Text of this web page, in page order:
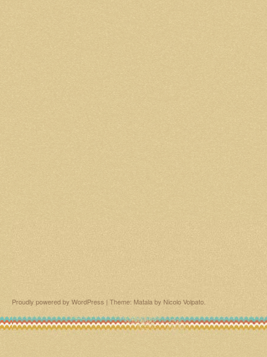
Proudly powered by WordPress | Theme: Matala by Nicolo Volpato